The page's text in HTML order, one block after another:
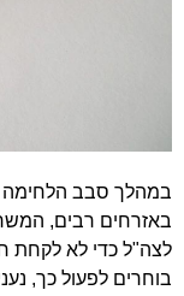
במהלך סבב הלחימה
באזרחים רבים,
לצה"ל כדי לא לקחת
בוחרים לפעול כך,